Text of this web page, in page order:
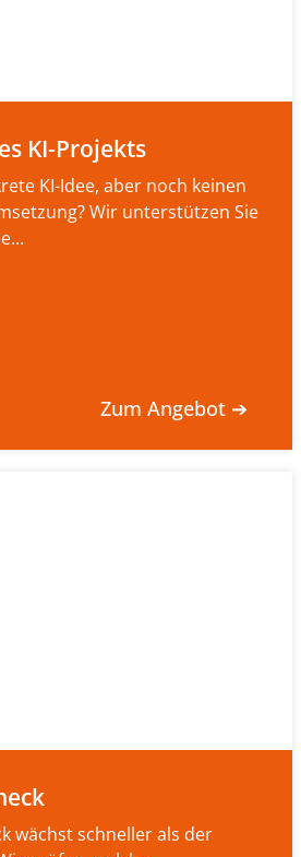
KI-Projekts
KI-Idee, aber noch keinen
Wir unterstützen Sie
Zum Angebot ➔
wächst schneller als der